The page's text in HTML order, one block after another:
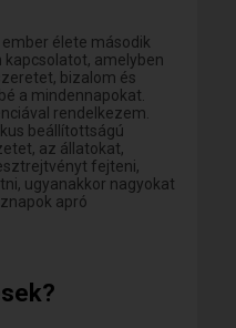
élete második
amelyben
bizalom és
a mindennapokat.
rendelkezem.
beállítottságú
az állatokat,
fejteni,
ugyanakkor nagyokat
apró
kölcsönös
a jól működő